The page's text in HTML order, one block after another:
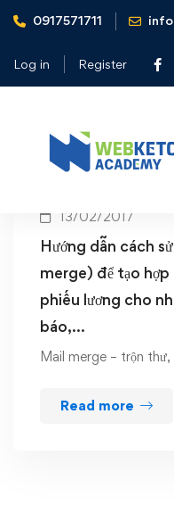
0917571711
Log in Register
Home Cách trộn thư
Tag: Cách
13/02/2017
Hướng dẫn cách
merge) để tạo
phiếu lương cho
báo,…
Mail merge – trộn
Read more